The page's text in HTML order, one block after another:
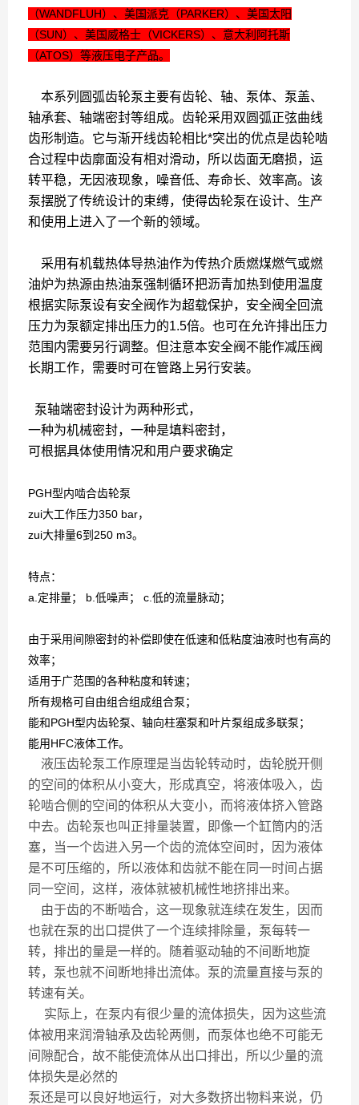
（WANDFLUH）、美国派克（PARKER）、美国太阳
（SUN）、美国威格士（VICKERS）、意大利阿托斯
（ATOS）等液压电子产品。
本系列圆弧齿轮泵主要有齿轮、轴、泵体、泵盖、
轴承套、轴端密封等组成。齿轮采用双圆弧正弦曲线
齿形制造。它与渐开线齿轮相比*突出的优点是齿轮啮
合过程中齿廓面没有相对滑动，所以齿面无磨损，运
转平稳，无因液现象，噪音低、寿命长、效率高。该
泵摆脱了传统设计的束缚，使得齿轮泵在设计、生产
和使用上进入了一个新的领域。
采用有机载热体导热油作为传热介质燃煤燃气或燃
油炉为热源由热油泵强制循环把沥青加热到使用温度
根据实际泵设有安全阀作为超载保护，安全阀全回流
压力为泵额定排出压力的1.5倍。也可在允许排出压力
范围内需要另行调整。但注意本安全阀不能作减压阀
长期工作，需要时可在管路上另行安装。
泵轴端密封设计为两种形式，
一种为机械密封，一种是填料密封，
可根据具体使用情况和用户要求确定
PGH型内啮合齿轮泵
zui大工作压力350 bar，
zui大排量6到250 m3。
特点：
a.定排量； b.低噪声； c.低的流量脉动；
由于采用间隙密封的补偿即使在低速和低粘度油液时也有高的
效率；
适用于广范围的各种粘度和转速；
所有规格可自由组合组成组合泵；
能和PGH型内齿轮泵、轴向柱塞泵和叶片泵组成多联泵；
能用HFC液体工作。
液压齿轮泵工作原理是当齿轮转动时，齿轮脱开侧
的空间的体积从小变大，形成真空，将液体吸入，齿
轮啮合侧的空间的体积从大变小，而将液体挤入管路
中去。齿轮泵也叫正排量装置，即像一个缸筒内的活
塞，当一个齿进入另一个齿的流体空间时，因为液体
是不可压缩的，所以液体和齿就不能在同一时间占据
同一空间，这样，液体就被机械性地挤排出来。
由于齿的不断啮合，这一现象就连续在发生，因而
也就在泵的出口提供了一个连续排除量，泵每转一
转，排出的量是一样的。随着驱动轴的不间断地旋
转，泵也就不间断地排出流体。泵的流量直接与泵的
转速有关。
实际上，在泵内有很少量的流体损失，因为这些流
体被用来润滑轴承及齿轮两侧，而泵体也绝不可能无
间隙配合，故不能使流体从出口排出，所以少量的流
体损失是必然的
泵还是可以良好地运行，对大多数挤出物料来说，仍